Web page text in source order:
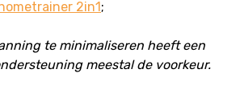
2in1;
te minimaliseren heeft een
meestal de voorkeur.